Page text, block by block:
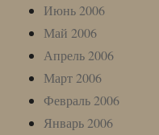
Июнь 2006
Май 2006
Апрель 2006
Март 2006
Февраль 2006
Январь 2006